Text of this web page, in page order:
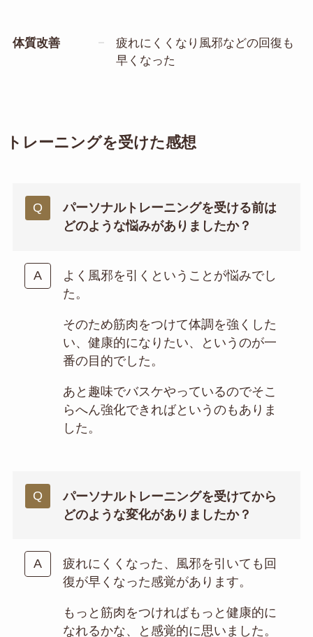
体質改善
疲れにくくなり風邪などの回復も
早くなった
トレーニングを受けた感想
パーソナルトレーニングを受ける前は
どのような悩みがありましたか？
よく風邪を引くということが悩みでし
た。
そのため筋肉をつけて体調を強くした
い、健康的になりたい、というのが一
番の目的でした。
あと趣味でバスケやっているのでそこ
らへん強化できればというのもありま
した。
パーソナルトレーニングを受けてから
どのような変化がありましたか？
疲れにくくなった、風邪を引いても回
復が早くなった感覚があります。
もっと筋肉をつければもっと健康的に
なれるかな、と感覚的に思いました。